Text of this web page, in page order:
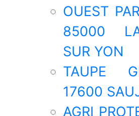
OUEST
85000
SUR YON
TAUPE
17600
AGRI